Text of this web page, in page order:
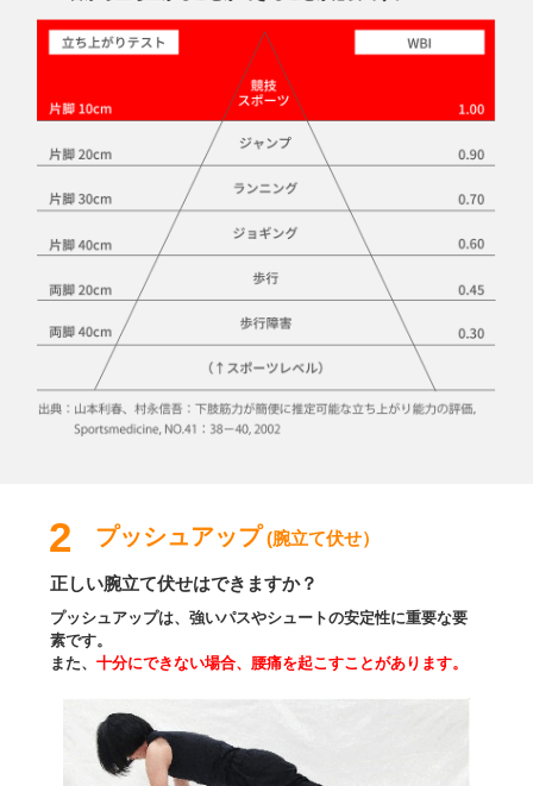
2 プッシュアップ (腕立て伏せ）
正しい腕立て伏せはできますか？
プッシュアップは、強いパスやシュートの安定性に重要な要
素です。
また、十分にできない場合、腰痛を起こすことがあります。